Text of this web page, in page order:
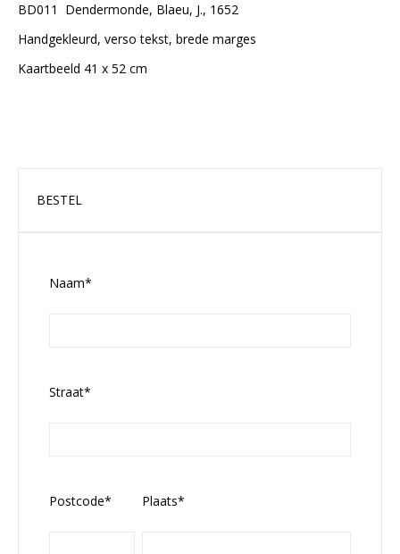
BD011 Dendermonde, Blaeu, J., 1652
Handgekleurd, verso tekst, brede marges
Kaartbeeld 41 x 52 cm
BESTEL
Naam*
Straat*
Postcode* Plaats*